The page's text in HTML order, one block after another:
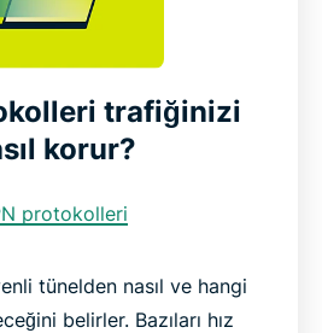
trafiğinizi
korur?
protokolleri
tünelden nasıl ve hangi
belirler. Bazıları hız